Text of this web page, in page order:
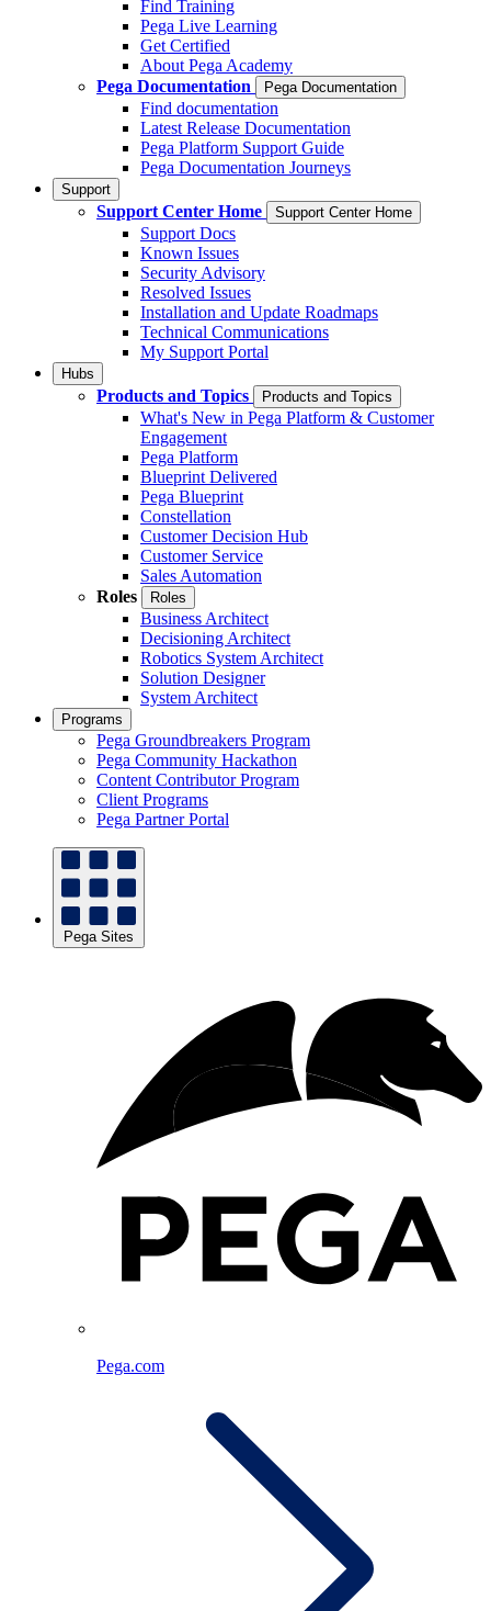
Find Training
Pega Live Learning
Get Certified
About Pega Academy
Pega Documentation
Pega Documentation
Find documentation
Latest Release Documentation
Pega Platform Support Guide
Pega Documentation Journeys
Support
Support Center Home Support Center Home
Support Docs
Known Issues
Security Advisory
Resolved Issues
Installation and Update Roadmaps
Technical Communications
My Support Portal
Hubs
Products and Topics Products and Topics
What's New in Pega Platform & Customer
Engagement
Pega Platform
Blueprint Delivered
Pega Blueprint
Constellation
Customer Decision Hub
Customer Service
Sales Automation
Roles
Roles
Business Architect
Decisioning Architect
Robotics System Architect
Solution Designer
System Architect
Programs
Pega Groundbreakers Program
Pega Community Hackathon
Content Contributor Program
Client Programs
Pega Partner Portal
Pega Sites
Pega.com